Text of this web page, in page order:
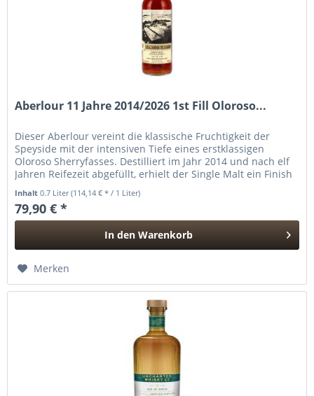
Aberlour 11 Jahre 2014/2026 1st Fill Oloroso...
Dieser Aberlour vereint die klassische Fruchtigkeit der
Speyside mit der intensiven Tiefe eines erstklassigen
Oloroso Sherryfasses. Destilliert im Jahr 2014 und nach elf
Jahren Reifezeit abgefüllt, erhielt der Single Malt ein Finish
Inhalt0.7 Liter(114,14 € * / 1 Liter)
79,90 € *
In den Warenkorb
Merken